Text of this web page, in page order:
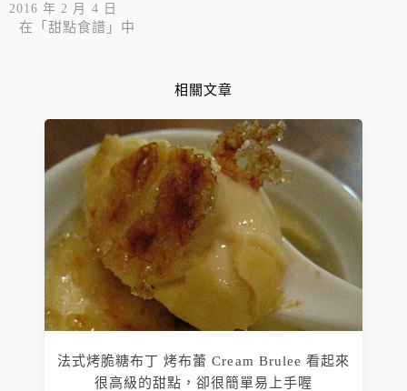
2016 年 2 月 4 日
在「甜點食譜」中
相關文章
法式烤脆糖布丁 烤布蕾 Cream Brulee 看起來
很高級的甜點，卻很簡單易上手喔